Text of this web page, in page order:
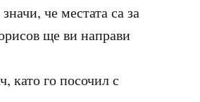
че местата са за
ще ви направи
като го посочил с